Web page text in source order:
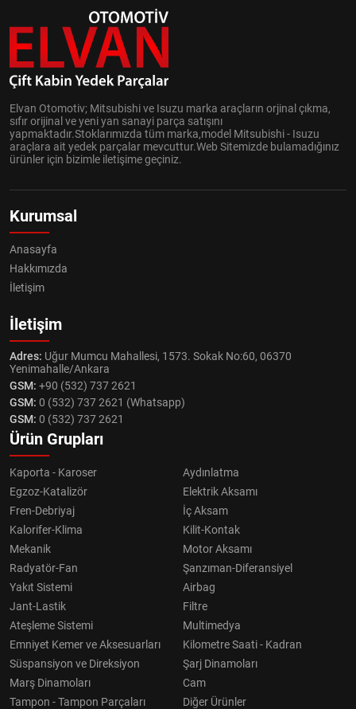
Elvan Otomotiv; Mitsubishi ve Isuzu marka araçların orjinal çıkma,
sıfır orijinal ve yeni yan sanayi parça satışını
yapmaktadır.Stoklarımızda tüm marka,model Mitsubishi - Isuzu
araçlara ait yedek parçalar mevcuttur.Web Sitemizde bulamadığınız
ürünler için bizimle iletişime geçiniz.
Kurumsal
Anasayfa
Hakkımızda
İletişim
İletişim
Adres: Uğur Mumcu Mahallesi, 1573. Sokak No:60, 06370
Yenimahalle/Ankara
GSM: +90 (532) 737 2621
GSM: 0 (532) 737 2621 (Whatsapp)
GSM: 0 (532) 737 2621
Ürün Grupları
Kaporta - Karoser
Aydınlatma
Egzoz-Katalizör
Elektrik Aksamı
Fren-Debriyaj
İç Aksam
Kalorifer-Klima
Kilit-Kontak
Mekanik
Motor Aksamı
Radyatör-Fan
Şanzıman-Diferansiyel
Yakıt Sistemi
Airbag
Jant-Lastik
Filtre
Ateşleme Sistemi
Multimedya
Emniyet Kemer ve Aksesuarları
Kilometre Saati - Kadran
Süspansiyon ve Direksiyon
Şarj Dinamoları
Marş Dinamoları
Cam
Tampon - Tampon Parçaları
Diğer Ürünler